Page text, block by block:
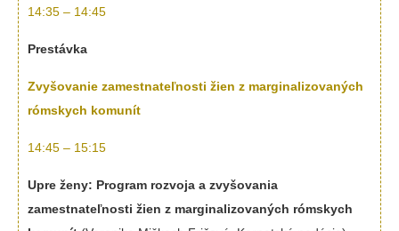
14:35 – 14:45
Prestávka
Zvyšovanie zamestnateľnosti žien z marginalizovaných
rómskych komunít
14:45 – 15:15
Upre ženy: Program rozvoja a zvyšovania
zamestnateľnosti žien z marginalizovaných rómskych